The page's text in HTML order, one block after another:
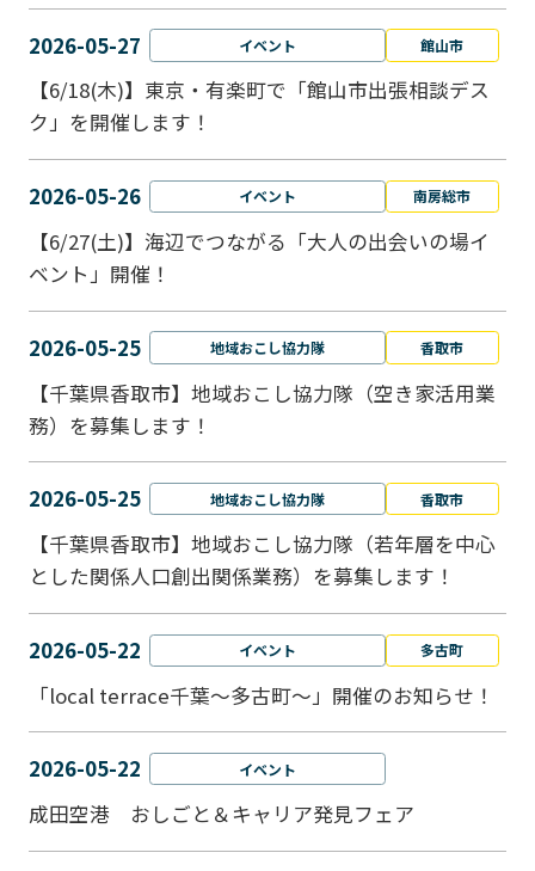
2026-05-27 イベント 館山市
【6/18(木)】東京・有楽町で「館山市出張相談デス
ク」を開催します！
2026-05-26 イベント 南房総市
【6/27(土)】海辺でつながる「大人の出会いの場イ
ベント」開催！
2026-05-25 地域おこし協力隊 香取市
【千葉県香取市】地域おこし協力隊（空き家活用業
務）を募集します！
2026-05-25 地域おこし協力隊 香取市
【千葉県香取市】地域おこし協力隊（若年層を中心
とした関係人口創出関係業務）を募集します！
2026-05-22 イベント 多古町
「local terrace千葉～多古町～」開催のお知らせ！
2026-05-22 イベント
成田空港 おしごと＆キャリア発見フェア